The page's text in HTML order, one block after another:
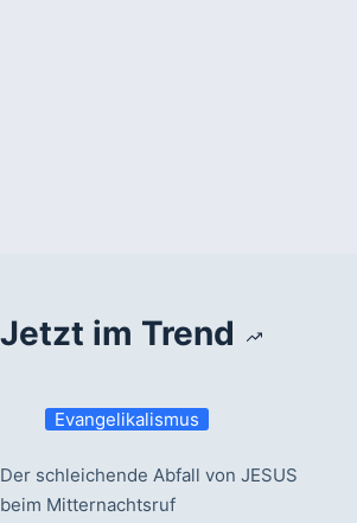
Jetzt im Trend
Evangelikalismus
Der schleichende Abfall von JESUS
beim Mitternachtsruf